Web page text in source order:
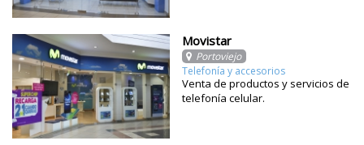
Movistar
Portoviejo
Telefonía y accesorios
Venta de productos y servicios de
telefonía celular.